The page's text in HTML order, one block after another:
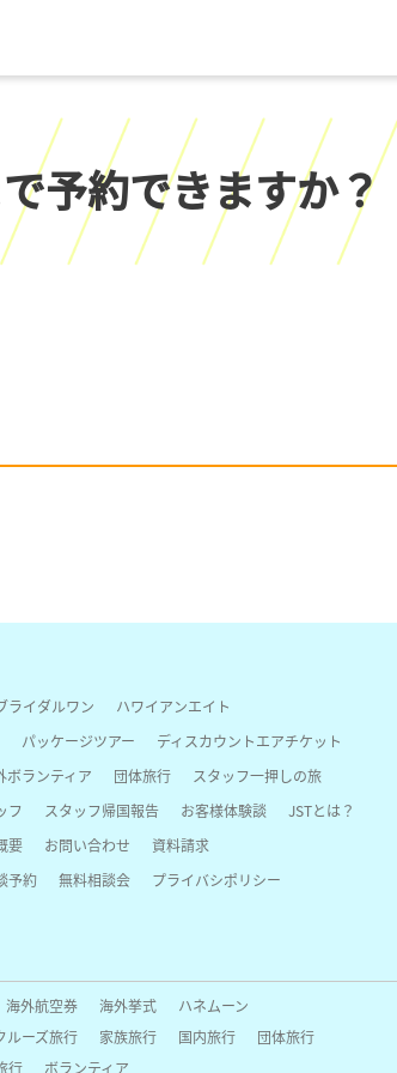
予約できますか？
ライダルワン
ハワイアンエイト
パッケージツアー
ディスカウントエアチケット
ボランティア 団体旅行
スタッフ一押しの旅
フ スタッフ帰国報告 お客様体験談
JSTとは？
要 お問い合わせ
資料請求
予約
無料相談会
プライバシポリシー
海外航空券 海外挙式
ハネムーン
ルーズ旅行 家族旅行 国内旅行
団体旅行
行 ボランティア